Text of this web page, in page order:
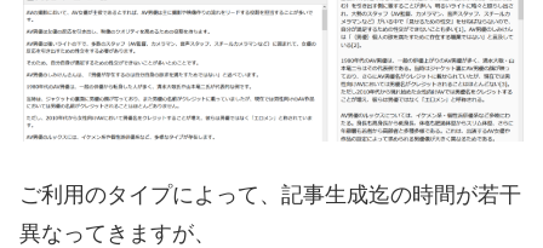
ご利用のタイプによって、記事生成迄の時間が若干
異なってきますが、